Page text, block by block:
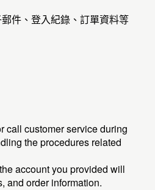
件、登入紀錄、訂單資料等
call customer service during
the procedures related
account you provided will
and order information.